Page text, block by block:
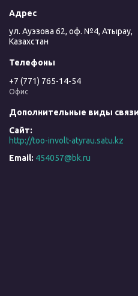
ул. Ауэзова 62, оф. №4, Атырау,
Казахстан
+7 (771) 765-14-54
Офис
http://too-involt-atyrau.satu.kz
454057@bk.ru